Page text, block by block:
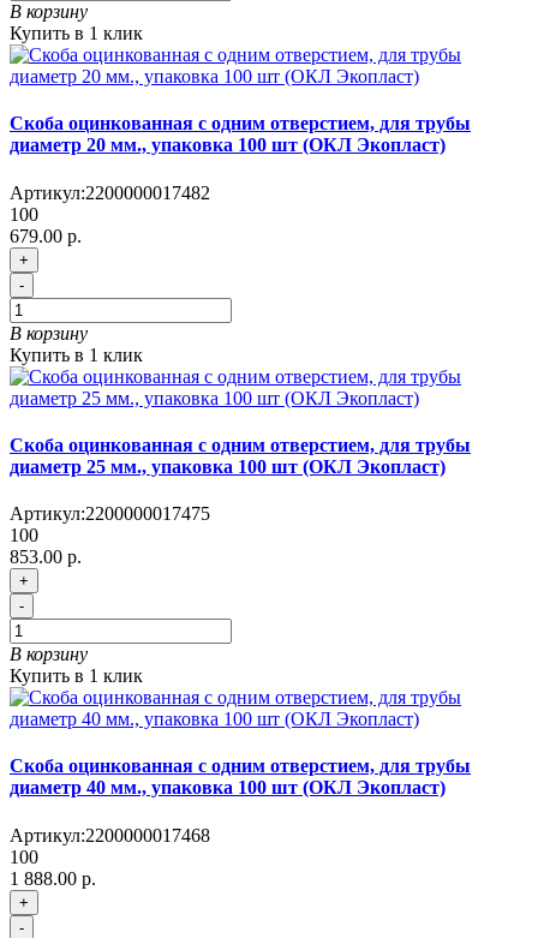
В корзину
Купить в 1 клик
Скоба оцинкованная с одним отверстием, для трубы
диаметр 20 мм., упаковка 100 шт (ОКЛ Экопласт)
Артикул:2200000017482
100
679.00 р.
+
-
В корзину
Купить в 1 клик
Скоба оцинкованная с одним отверстием, для трубы
диаметр 25 мм., упаковка 100 шт (ОКЛ Экопласт)
Артикул:2200000017475
100
853.00 р.
+
-
В корзину
Купить в 1 клик
Скоба оцинкованная с одним отверстием, для трубы
диаметр 40 мм., упаковка 100 шт (ОКЛ Экопласт)
Артикул:2200000017468
100
1 888.00 р.
+
-